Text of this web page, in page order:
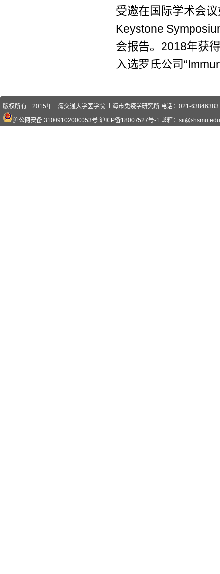
受邀在国际学术会
Keystone
会报告。2018年获
入选罗氏公司
版权所有：2015年上海交通大学医学院 上海市免疫学研究所 电话：021-
沪公网安备 31009102000053号 沪ICP备18007527号-1 邮箱：